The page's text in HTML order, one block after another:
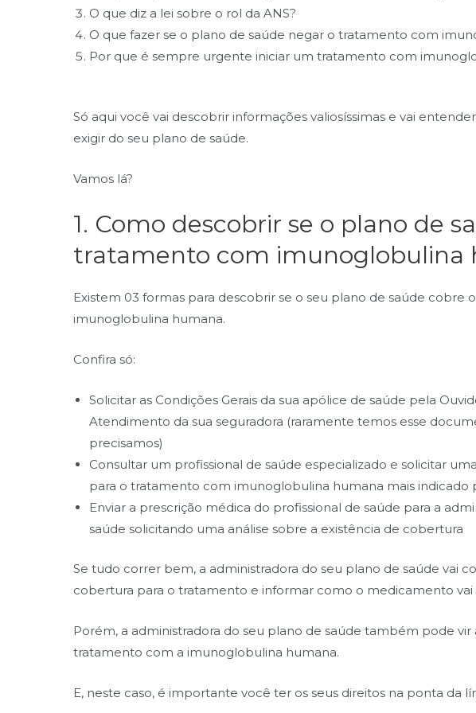
O que diz a lei sobre o rol da ANS?
O que fazer se o plano de saúde negar o tratamento com
Por que é sempre urgente iniciar um tratamento com
Só aqui você vai descobrir informações valiosíssimas e vai
exigir do seu plano de saúde.
Vamos lá?
1. Como descobrir se o plano de
tratamento com imunoglobulina
Existem 03 formas para descobrir se o seu plano de saúde cobre
imunoglobulina humana.
Confira só:
Solicitar as Condições Gerais da sua apólice de saúde pela
Atendimento da sua seguradora (raramente temos esse
precisamos)
Consultar um profissional de saúde especializado e solicitar
para o tratamento com imunoglobulina humana mais indicado
Enviar a prescrição médica do profissional de saúde para a
saúde solicitando uma análise sobre a existência de cobertura
Se tudo correr bem, a administradora do seu plano de saúde vai
cobertura para o tratamento e informar como o medicamento vai
Porém, a administradora do seu plano de saúde também pode
tratamento com a imunoglobulina humana.
E, neste caso, é importante você ter os seus direitos na ponta da